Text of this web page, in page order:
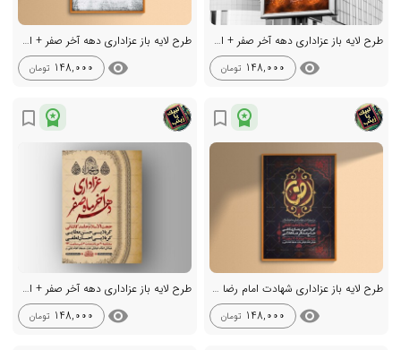
طرح لایه باز عزاداری دهه آخر صفر + استوری
visibility
148,000 تومان
طرح لایه باز عزاداری دهه آخر صفر + استوری
visibility
148,000 تومان
workspace_premium
bookmark_border
طرح لایه باز عزاداری شهادت امام رضا ع + استوری
visibility
148,000 تومان
workspace_premium
bookmark_border
طرح لایه باز عزاداری دهه آخر صفر + استوری
visibility
148,000 تومان